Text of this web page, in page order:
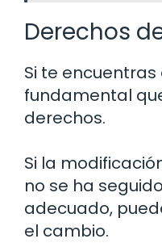
Derechos
Si te
fundamental
derechos.
Si la
no se ha
adecuado,
el cambio.